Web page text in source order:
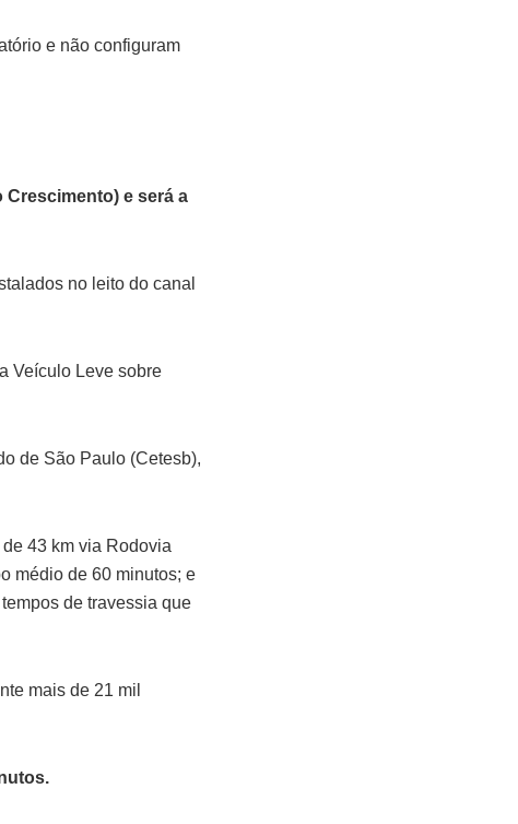
e não configuram
Crescimento) e será a
no leito do canal
Veículo Leve sobre
de São Paulo (Cetesb),
43 km via Rodovia
médio de 60 minutos; e
de travessia que
mais de 21 mil